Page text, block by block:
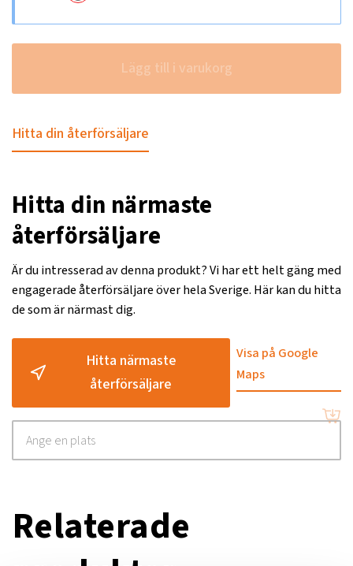
Lägg till i varukorg
Hitta din återförsäljare
Hitta din närmaste
återförsäljare
Är du intresserad av denna produkt? Vi har ett helt gäng med
engagerade återförsäljare över hela Sverige. Här kan du hitta
de som är närmast dig.
Hitta närmaste
återförsäljare
Visa på Google
Maps
Relaterade